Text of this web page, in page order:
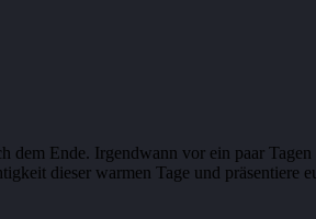
Ende. Irgendwann vor ein paar
dieser warmen Tage und präsentiere